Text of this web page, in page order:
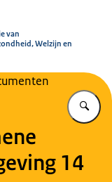
van
Welzijn en
14